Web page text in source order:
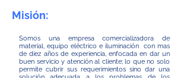
Misión:
Somos una empresa comercializadora de
material, equipo eléctrico e iluminación con mas
de diez años de experiencia, enfocada en dar un
buen servicio y atención al cliente; lo que no solo
permite cubrir sus requerimientos sino dar una